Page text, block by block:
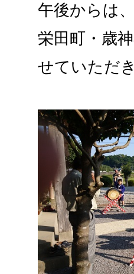
午後からは
栄田町・歳
せていただ